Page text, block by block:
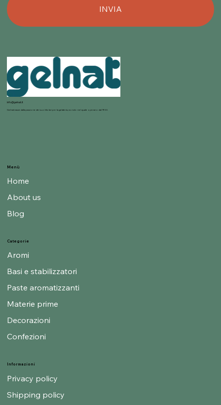
INVIA
Informazioni
Privacy policy
Categorie
Aromi
Basi e stabilizzatori
Paste aromatizzanti
Materie prime
Decorazioni
Menù
Home
About us